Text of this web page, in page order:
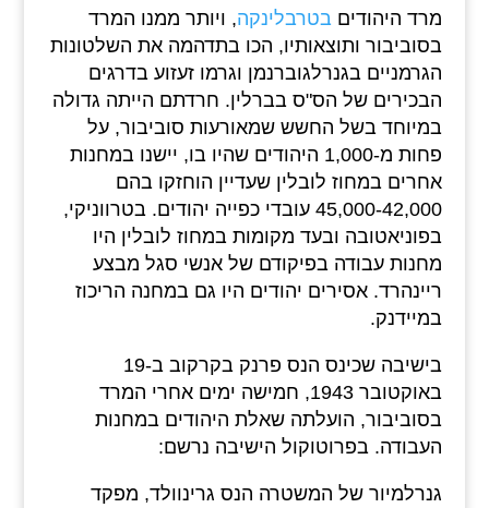
מרד היהודים בטרבלינקה, ויותר ממנו המרד
בסוביבור ותוצאותיו, הכו בתדהמה את השלטונות
הגרמניים בגנרלגוברנמן וגרמו זעזוע בדרגים
הבכירים של הס"ס בברלין. חרדתם הייתה גדולה
במיוחד בשל החשש שמאורעות סוביבור, על
פחות מ-1,000 היהודים שהיו בו, יישנו במחנות
אחרים במחוז לובלין שעדיין הוחזקו בהם
45,000-42,000 עובדי כפייה יהודים. בטרווניקי,
בפוניאטובה ובעד מקומות במחוז לובלין היו
מחנות עבודה בפיקודם של אנשי סגל מבצע
ריינהרד. אסירים יהודים היו גם במחנה הריכוז
במיידנק.
בישיבה שכינס הנס פרנק בקרקוב ב-19
באוקטובר 1943, חמישה ימים אחרי המרד
בסוביבור, הועלתה שאלת היהודים במחנות
העבודה. בפרוטוקול הישיבה נרשם:
גנרלמיור של המשטרה הנס גרינוולד, מפקד